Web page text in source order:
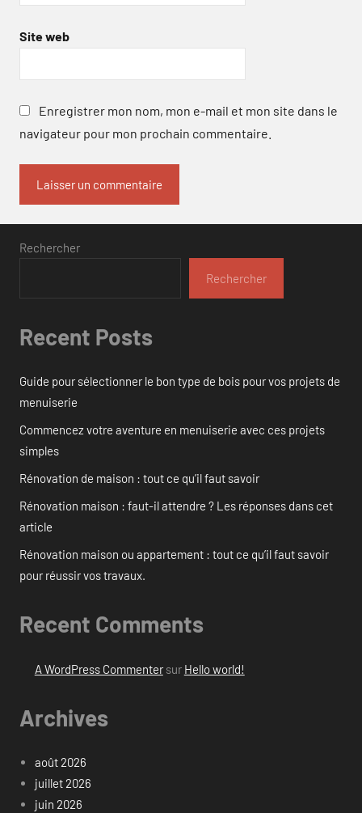
Site web
Enregistrer mon nom, mon e-mail et mon site dans le
navigateur pour mon prochain commentaire.
Rechercher
Rechercher
Recent Posts
Guide pour sélectionner le bon type de bois pour vos projets de
menuiserie
Commencez votre aventure en menuiserie avec ces projets
simples
Rénovation de maison : tout ce qu’il faut savoir
Rénovation maison : faut-il attendre ? Les réponses dans cet
article
Rénovation maison ou appartement : tout ce qu’il faut savoir
pour réussir vos travaux.
Recent Comments
A WordPress Commentersur Hello world!
Archives
août 2026
juillet 2026
juin 2026